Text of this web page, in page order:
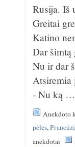
Rusija. Iš
Greitai
Katino
Dar
Nu ir dar
Atsiremia
- Nu ką
Anekdoto
pėlės,
anekdotai